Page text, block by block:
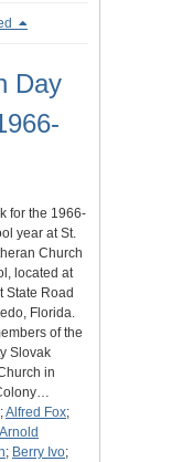
Day
for the 1966-
year at St.
Church
located at
State Road
Florida.
of the
Slovak
in
;Alfred Fox;
Arnold
; Berry Ivo;